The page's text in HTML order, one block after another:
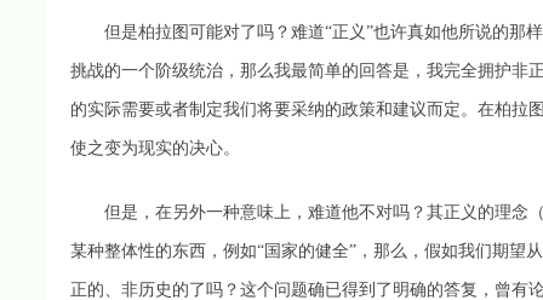
但是柏拉图可能对了吗？难道“正义”也许真如他所说的那
挑战的一个阶级统治，那么我最简单的回答是，我完全拥护非
的实际需要或者制定我们将要采纳的政策和建议而定。在柏
使之变为现实的决心。
但是，在另外一种意味上，难道他不对吗？其正义的理念
某种整体性的东西，例如“国家的健全”，那么，假如我们期望
正的、非历史的了吗？这个问题确已得到了明确的答复，曾有